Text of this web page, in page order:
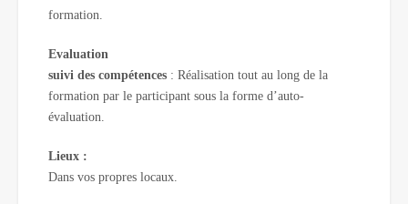
formation.
Evaluation
suivi des compétences: Réalisation tout au long de la
formation par le participant sous la forme d’auto-
évaluation.
Lieux :
Dans vos propres locaux.